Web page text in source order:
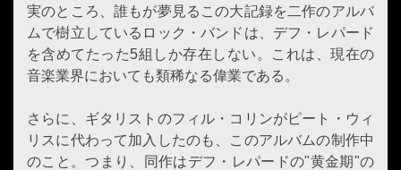
実のところ、誰もが夢見るこの大記録を二作のアルバ
ムで樹立しているロック・バンドは、デフ・レパード
を含めてたった5組しか存在しない。これは、現在の
音楽業界においても類稀なる偉業である。
さらに、ギタリストのフィル・コリンがピート・ウィ
リスに代わって加入したのも、このアルバムの制作中
のこと。つまり、同作はデフ・レパードの"黄金期"の